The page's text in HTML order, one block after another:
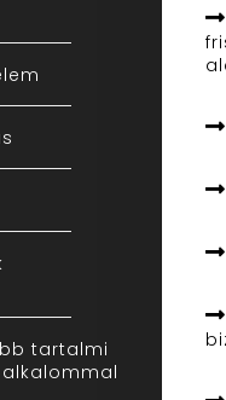
tartalmi